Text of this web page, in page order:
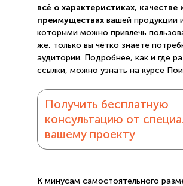
всё о характеристиках, качестве
преимуществахвашей продукции
которыми можно привлечь
же, только вы чётко знаете
аудитории. Подробнее, как и где
ссылки, можно узнать на курсе
Получить бесплатную
консультацию от
вашему проекту
К минусам самостоятельного